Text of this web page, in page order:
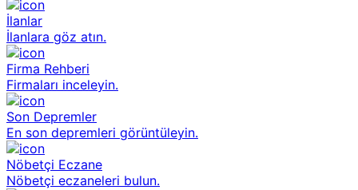
İlanlar
İlanlara göz atın.
Firma Rehberi
Firmaları inceleyin.
Son Depremler
En son depremleri görüntüleyin.
Nöbetçi Eczane
Nöbetçi eczaneleri bulun.